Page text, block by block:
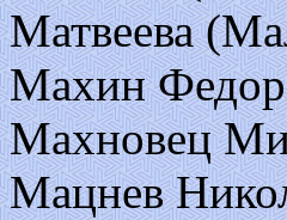
Матвеева
Махин
Махновец
Мацнев